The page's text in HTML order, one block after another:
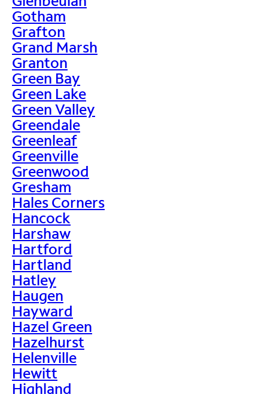
Gotham
Grafton
Grand Marsh
Granton
Green Bay
Green Lake
Green Valley
Greendale
Greenleaf
Greenville
Greenwood
Gresham
Hales Corners
Hancock
Harshaw
Hartford
Hartland
Hatley
Haugen
Hayward
Hazel Green
Hazelhurst
Helenville
Hewitt
Highland